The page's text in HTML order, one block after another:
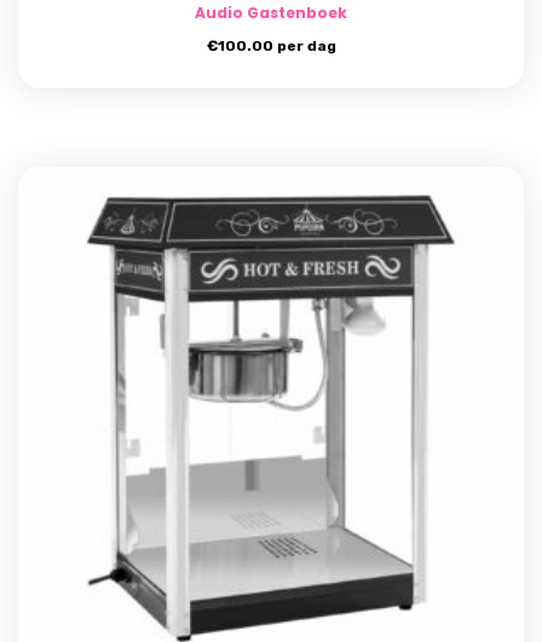
Audio Gastenboek
€100.00 per dag